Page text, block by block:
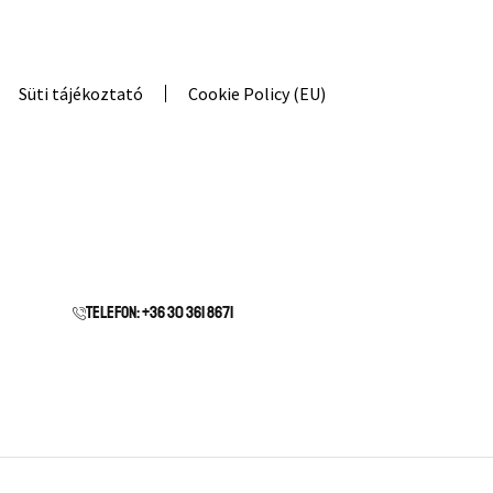
Süti tájékoztató Cookie Policy (EU)
Telefon: +36 30 361 8671